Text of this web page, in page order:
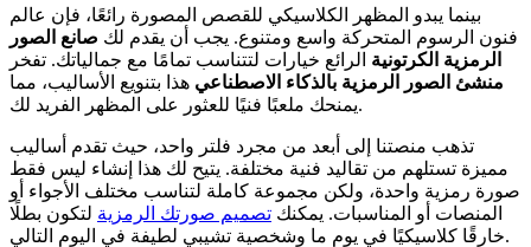
بينما يبدو المظهر الكلاسيكي للقصص المصورة رائعًا، فإن عالم
فنون الرسوم المتحركة واسع ومتنوع. يجب أن يقدم لك صانع الصور
الرمزية الكرتونية الرائع خيارات لتتناسب تمامًا مع جمالياتك. تفخر
منشئ الصور الرمزية بالذكاء الاصطناعي هذا بتنويع الأساليب، مما
يمنحك ملعبًا فنيًا للعثور على المظهر الفريد لك.
تذهب منصتنا إلى أبعد من مجرد فلتر واحد، حيث تقدم أساليب
مميزة تستلهم من تقاليد فنية مختلفة. يتيح لك هذا إنشاء ليس فقط
صورة رمزية واحدة، ولكن مجموعة كاملة لتناسب مختلف الأجواء أو
المنصات أو المناسبات. يمكنك تصميم صورتك الرمزية لتكون بطلًا
خارقًا كلاسيكيًا في يوم ما وشخصية تشيبي لطيفة في اليوم التالي.